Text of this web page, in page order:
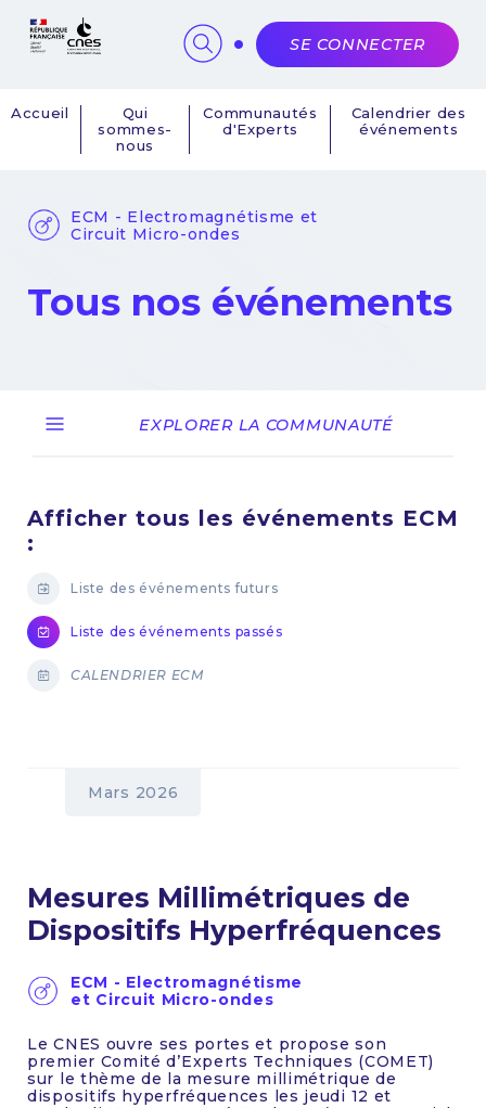
Navigation
Accueil
Qui
sommes-
nous
Communautés
d'Experts
Calendrier des
événements
SE CONNECTER
ECM - Electromagnétisme et
Circuit Micro-ondes
Tous nos événements
EXPLORER LA COMMUNAUTÉ
Afficher tous les événements ECM
:
Liste des événements futurs
Liste des événements passés
CALENDRIER ECM
Mars 2026
Mesures Millimétriques de
Dispositifs Hyperfréquences
ECM - Electromagnétisme
et Circuit Micro-ondes
Le CNES ouvre ses portes et propose son
premier Comité d’Experts Techniques (COMET)
sur le thème de la mesure millimétrique de
dispositifs hyperfréquences les jeudi 12 et